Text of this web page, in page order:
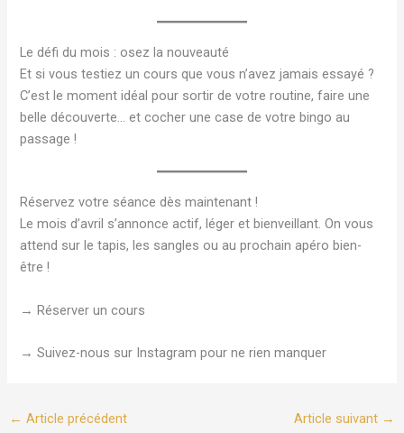
Le défi du mois : osez la nouveauté
Et si vous testiez un cours que vous n’avez jamais essayé ?
C’est le moment idéal pour sortir de votre routine, faire une
belle découverte… et cocher une case de votre bingo au
passage !
Réservez votre séance dès maintenant !
Le mois d’avril s’annonce actif, léger et bienveillant. On vous
attend sur le tapis, les sangles ou au prochain apéro bien-
être !
→ Réserver un cours
→ Suivez-nous sur Instagram pour ne rien manquer
← Article précédent Article suivant →